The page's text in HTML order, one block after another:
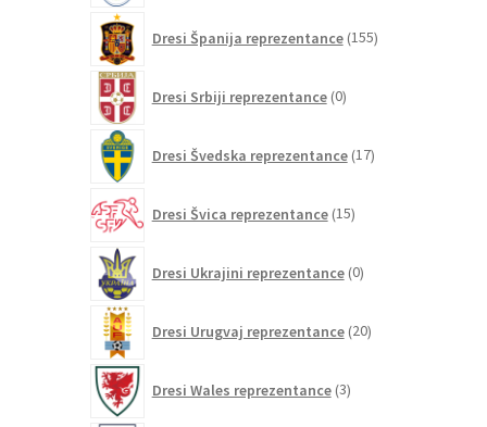
Dresi Španija reprezentance 155izdelkov
Dresi Srbiji reprezentance 0izdelkov
Dresi Švedska reprezentance 17izdelkov
Dresi Švica reprezentance 15izdelkov
Dresi Ukrajini reprezentance 0izdelkov
Dresi Urugvaj reprezentance 20izdelkov
Dresi Wales reprezentance 3izdelki